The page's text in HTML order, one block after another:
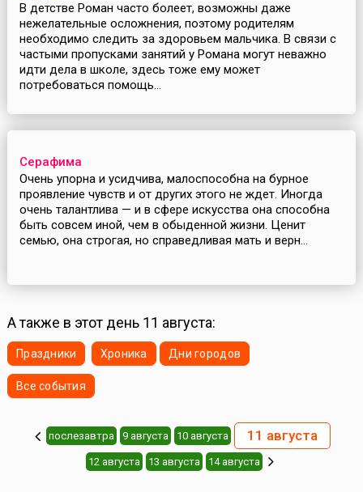
В детстве Роман часто болеет, возможны даже
нежелательные осложнения, поэтому родителям
необходимо следить за здоровьем мальчика. В связи с
частыми пропусками занятий у Романа могут неважно
идти дела в школе, здесь тоже ему может
потребоваться помощь...
Серафима
Очень упорна и усидчива, малоспособна на бурное
проявление чувств и от других этого не ждет. Иногда
очень талантлива — и в сфере искусства она способна
быть совсем иной, чем в обыденной жизни. Ценит
семью, она строгая, но справедливая мать и верн...
А также в этот день 11 августа:
Праздники Хроника Дни городов
Все события
послезавтра 9 августа 10 августа 11 августа
12 августа 13 августа 14 августа